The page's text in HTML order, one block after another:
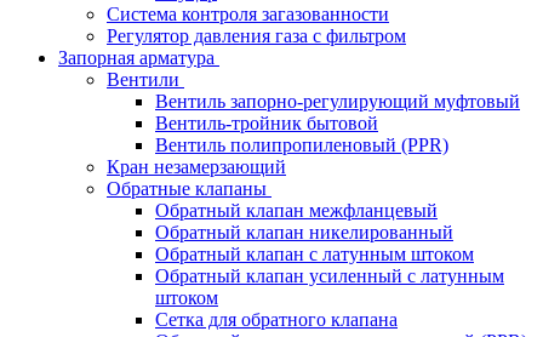
Система контроля загазованности
Регулятор давления газа с фильтром
Запорная арматура
Вентили
Вентиль запорно-регулирующий муфтовый
Вентиль-тройник бытовой
Вентиль полипропиленовый (PPR)
Кран незамерзающий
Обратные клапаны
Обратный клапан межфланцевый
Обратный клапан никелированный
Обратный клапан с латунным штоком
Обратный клапан усиленный с латунным
штоком
Сетка для обратного клапана